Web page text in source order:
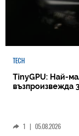
TECH
TinyGPU: Най-
възпроизвежда
1 05.08.2026